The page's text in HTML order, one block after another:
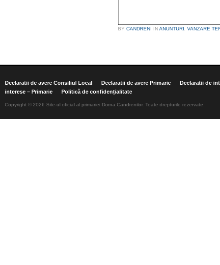
BY CANDRENI INANUNTURI, VANZARE
Declaratii de avere Consiliul Local Declaratii de avere Primarie
Declaratii de
interese – Primarie
Politică de confidențialitate
Copyright © 2026 Site-ul oficial al primariei Dorna Candrenilor. Toate drepturile rezervate.